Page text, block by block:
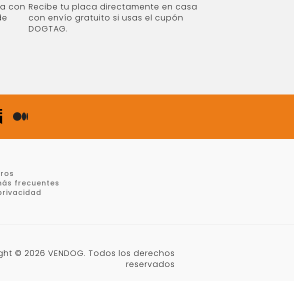
con Recibe tu placa directamente en casa
con envío gratuito si usas el cupón
DOGTAG.
frecuentes
© 2026 VENDOG. Todos los derechos
reservados